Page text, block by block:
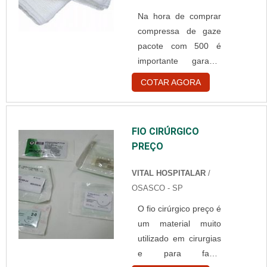
da luvas As luvas são
equipamentos de
extrema importância
para a proteção de
profissionais contra:
Contaminação com
sangue e secreções;
Bactérias e
microorga....
Na hora de comprar
compressa de gaze
pacote com 500 é
importante garantir
que o produto seja
que qualidade e
confiança, feito com
primas. Isso porque é
um material de
A confecção da gaze
Sendo muito usada
para a limpeza e
curativos de
COTAR AGORA
FIO CIRÚRGICO
PREÇO
VITAL HOSPITALAR /
OSASCO - SP
O fio cirúrgico preço é
um material muito
utilizado em cirurgias
e para fazer